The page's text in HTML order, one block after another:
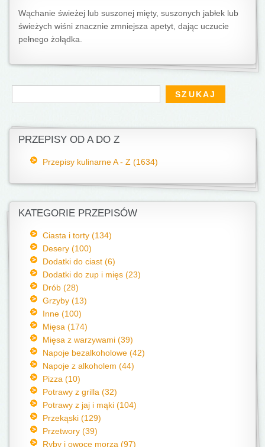
Wąchanie świeżej lub suszonej mięty, suszonych jabłek lub
świeżych wiśni znacznie zmniejsza apetyt, dając uczucie
pełnego żołądka.
Formularz wyszukiwania
Szukaj
PRZEPISY OD A DO Z
Przepisy kulinarne A - Z (1634)
KATEGORIE PRZEPISÓW
Ciasta i torty (134)
Desery (100)
Dodatki do ciast (6)
Dodatki do zup i mięs (23)
Drób (28)
Grzyby (13)
Inne (100)
Mięsa (174)
Mięsa z warzywami (39)
Napoje bezalkoholowe (42)
Napoje z alkoholem (44)
Pizza (10)
Potrawy z grilla (32)
Potrawy z jaj i mąki (104)
Przekąski (129)
Przetwory (39)
Ryby i owoce morza (97)